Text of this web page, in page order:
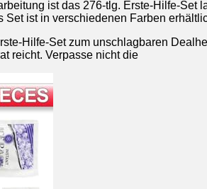
ist das 276-tlg. Erste-Hilfe-
ist in verschiedenen Farben
Hilfe-Set zum unschlagbaren
reicht. Verpasse nicht die